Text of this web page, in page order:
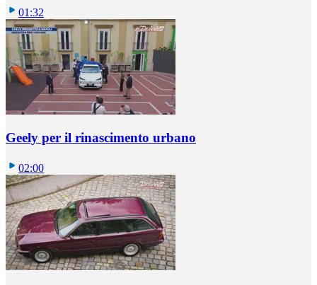
01:32
Geely per il rinascimento urbano
02:00